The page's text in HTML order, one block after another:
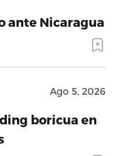
ante Nicaragua
Ago 5, 2026
boricua en